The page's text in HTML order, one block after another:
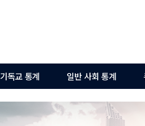
기독교 통계 일반 사회 통계